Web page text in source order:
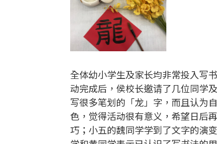
全体幼小学生及家长均非常投入写
动完成后，侯校长邀请了几位同学
写很多笔划的「龙」字，而且认为
色，觉得活动很有意义，希望日后
巧；小五的魏同学学到了文字的演